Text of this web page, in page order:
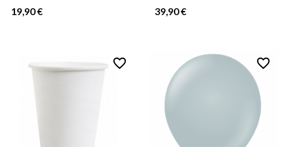
19,90 €
39,90 €
favorite_border favorite_border